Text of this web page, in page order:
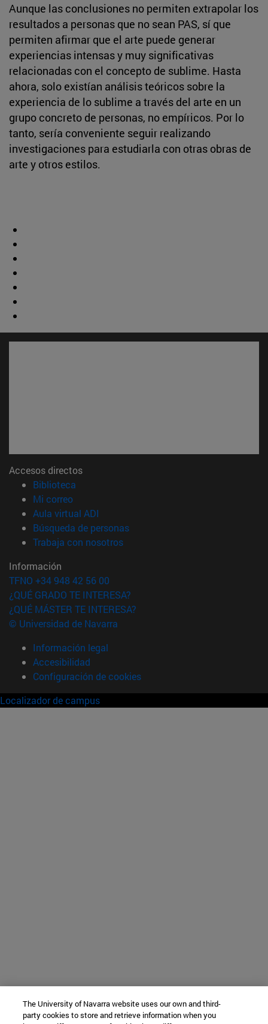
Aunque las conclusiones no permiten extrapolar los
resultados a personas que no sean PAS, sí que
permiten afirmar que el arte puede generar
experiencias intensas y muy significativas
relacionadas con el concepto de sublime. Hasta
ahora, solo existían análisis teóricos sobre la
experiencia de lo sublime a través del arte en un
grupo concreto de personas, no empíricos. Por lo
tanto, sería conveniente seguir realizando
investigaciones para estudiarla con otras obras de
arte y otros estilos.
Accesos directos
Biblioteca
Mi correo(abre en nueva ventana)
Aula virtual ADI
Búsqueda de personas(abre en nueva ventana)
Trabaja con nosotros(abre en nueva ventana)
Información
TFNO +34 948 42 56 00
¿QUÉ GRADO TE INTERESA?
¿QUÉ MÁSTER TE INTERESA?
© Universidad de Navarra
Información legal
Accesibilidad
Configuración de cookies
Localizador de campus
The University of Navarra website uses our own and third-
party cookies to store and retrieve information when you